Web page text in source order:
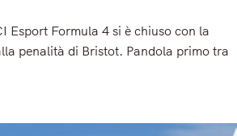
Esport Formula 4 si è chiuso con la
penalità di Bristot. Pandola primo tra